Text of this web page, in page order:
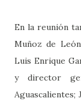
En la reunión
Muñoz de
Luis Enrique
y director
Aguascalientes;